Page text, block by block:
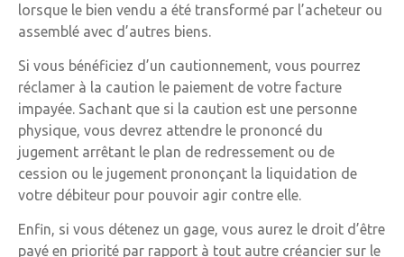
lorsque le bien vendu a été transformé par l’acheteur ou
assemblé avec d’autres biens.
Si vous bénéficiez d’un cautionnement, vous pourrez
réclamer à la caution le paiement de votre facture
impayée. Sachant que si la caution est une personne
physique, vous devrez attendre le prononcé du
jugement arrêtant le plan de redressement ou de
cession ou le jugement prononçant la liquidation de
votre débiteur pour pouvoir agir contre elle.
Enfin, si vous détenez un gage, vous aurez le droit d’être
payé en priorité par rapport à tout autre créancier sur le